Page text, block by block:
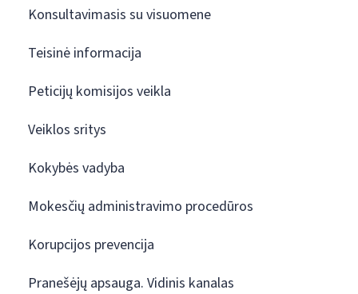
Konsultavimasis su visuomene
Teisinė informacija
Peticijų komisijos veikla
Veiklos sritys
Kokybės vadyba
Mokesčių administravimo procedūros
Korupcijos prevencija
Pranešėjų apsauga. Vidinis kanalas